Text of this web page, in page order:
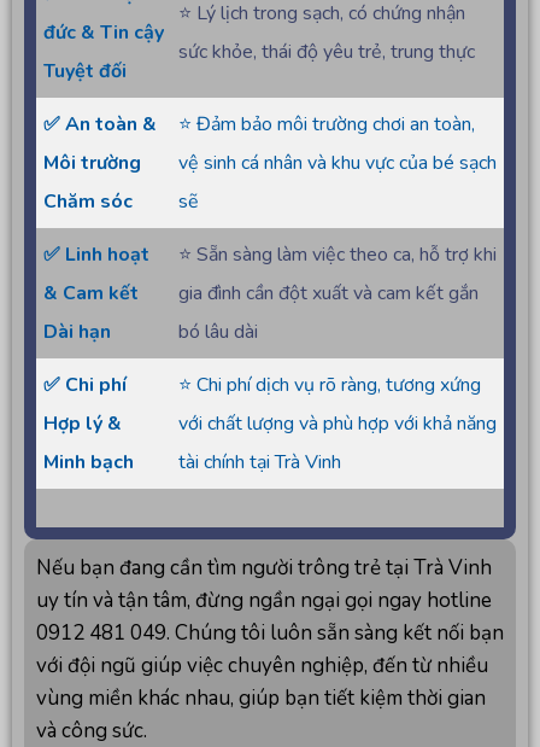
đức & Tin cậy
Tuyệt đối
⭐ Lý lịch trong sạch, có chứng nhận
sức khỏe, thái độ yêu trẻ, trung thực
✅ An toàn &
Môi trường
Chăm sóc
⭐ Đảm bảo môi trường chơi an toàn,
vệ sinh cá nhân và khu vực của bé sạch
sẽ
✅ Linh hoạt
& Cam kết
Dài hạn
⭐ Sẵn sàng làm việc theo ca, hỗ trợ khi
gia đình cần đột xuất và cam kết gắn
bó lâu dài
✅ Chi phí
Hợp lý &
Minh bạch
⭐ Chi phí dịch vụ rõ ràng, tương xứng
với chất lượng và phù hợp với khả năng
tài chính tại Trà Vinh
Nếu bạn đang cần tìm người trông trẻ tại Trà Vinh
uy tín và tận tâm, đừng ngần ngại gọi ngay hotline
0912 481 049. Chúng tôi luôn sẵn sàng kết nối bạn
với đội ngũ giúp việc chuyên nghiệp, đến từ nhiều
vùng miền khác nhau, giúp bạn tiết kiệm thời gian
và công sức.